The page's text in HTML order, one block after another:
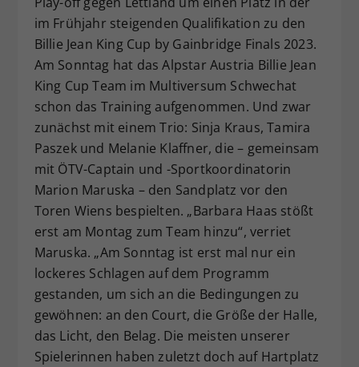
im Frühjahr steigenden Qualifikation zu den
Billie Jean King Cup by Gainbridge Finals 2023.
Am Sonntag hat das Alpstar Austria Billie Jean
King Cup Team im Multiversum Schwechat
schon das Training aufgenommen. Und zwar
zunächst mit einem Trio: Sinja Kraus, Tamira
Paszek und Melanie Klaffner, die – gemeinsam
mit ÖTV-Captain und -Sportkoordinatorin
Marion Maruska – den Sandplatz vor den
Toren Wiens bespielten. „Barbara Haas stößt
erst am Montag zum Team hinzu“, verriet
Maruska. „Am Sonntag ist erst mal nur ein
lockeres Schlagen auf dem Programm
gestanden, um sich an die Bedingungen zu
gewöhnen: an den Court, die Größe der Halle,
das Licht, den Belag. Die meisten unserer
Spielerinnen haben zuletzt doch auf Hartplatz
Zweck
Dieser Wert speichert Ihre Consent-
Einstellungen. Unter anderem eine
zufällig generierte ID, für die
historische Speicherung Ihrer
vorgenommen Einstellungen, falls der
Webseiten-Betreiber dies eingestellt
hat.